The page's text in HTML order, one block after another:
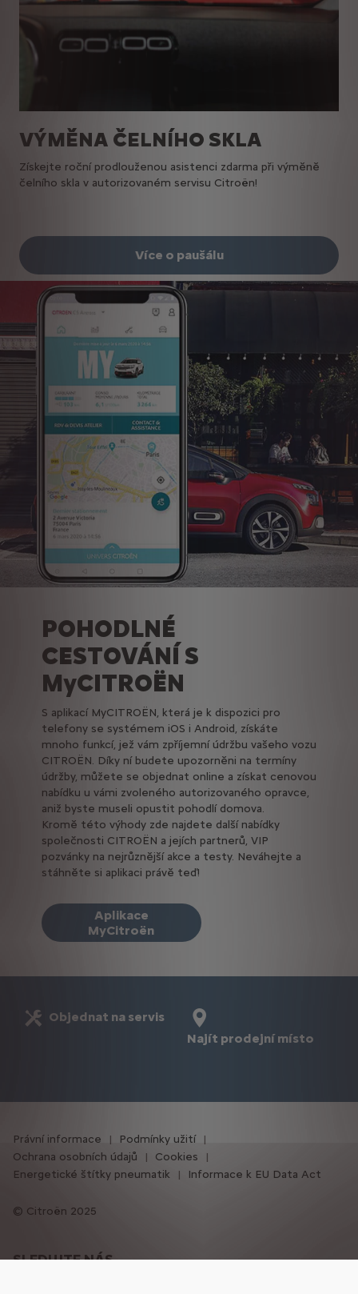
VÝMĚNA ČELNÍHO SKLA
Získejte roční prodlouženou asistenci zdarma při výměně
čelního skla v autorizovaném servisu Citroën!
Více o paušálu
POHODLNÉ
CESTOVÁNÍ S
MyCITROËN
S aplikací MyCITROËN, která je k dispozici pro
telefony se systémem iOS i Android, získáte
mnoho funkcí, jež vám zpříjemní údržbu vašeho vozu
CITROËN. Díky ní budete upozorněni na termíny
údržby, můžete se objednat online a získat cenovou
nabídku u vámi zvoleného autorizovaného opravce,
aniž byste museli opustit pohodlí domova.
Kromě této výhody zde najdete další nabídky
společnosti CITROËN a jejích partnerů, VIP
pozvánky na nejrůznější akce a testy. Neváhejte a
stáhněte si aplikaci právě teď!
Aplikace
MyCitroën
Objednat na servis
Najít prodejní místo
SLEDUJTE NÁS
Citroën 2025
Právní informace
Podmínky užití
Ochrana osobních údajů
Cookies
Energetické štítky pneumatik
Informace k EU Data Act